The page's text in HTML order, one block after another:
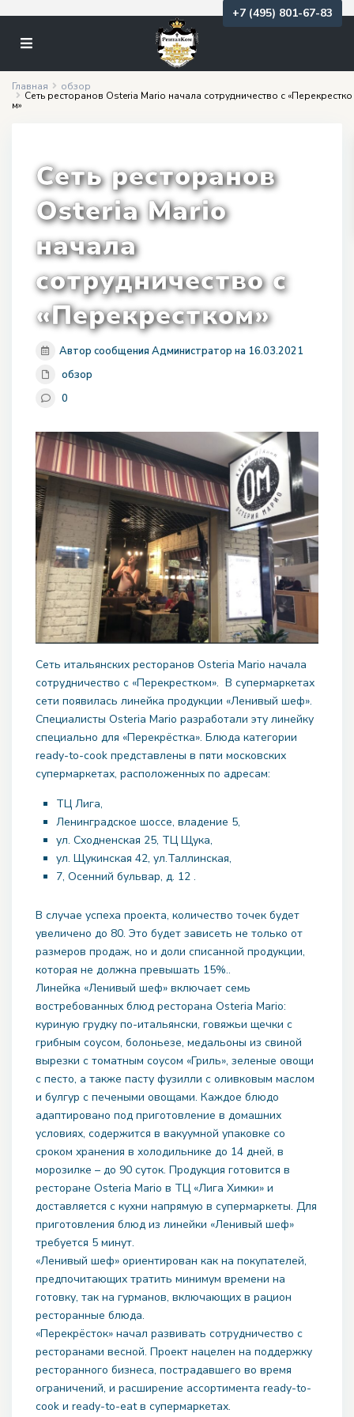
+7 (495) 801-67-83
Главная обзор
Сеть ресторанов Osteria Mario начала сотрудничество с «Перекрестко
м»
Сеть ресторанов
Osteria Mario
начала
сотрудничество с
«Перекрестком»
Автор сообщения Администратор на 16.03.2021
обзор
0
Сеть итальянских ресторанов Osteria Mario начала
сотрудничество с «Перекрестком». В супермаркетах
сети появилась линейка продукции «Ленивый шеф».
Специалисты Osteria Mario разработали эту линейку
специально для «Перекрёстка». Блюда категории
ready-to-cook представлены в пяти московских
супермаркетах, расположенных по адресам:
ТЦ Лига,
Ленинградское шоссе, владение 5,
ул. Сходненская 25, ТЦ Щука,
ул. Щукинская 42, ул.Таллинская,
7, Осенний бульвар, д. 12 .
В случае успеха проекта, количество точек будет
увеличено до 80. Это будет зависеть не только от
размеров продаж, но и доли списанной продукции,
которая не должна превышать 15%..
Линейка «Ленивый шеф» включает семь
востребованных блюд ресторана Osteria Mario:
куриную грудку по-итальянски, говяжьи щечки с
грибным соусом, болоньезе, медальоны из свиной
вырезки с томатным соусом «Гриль», зеленые овощи
с песто, а также пасту фузилли с оливковым маслом
и булгур с печеными овощами. Каждое блюдо
адаптировано под приготовление в домашних
условиях, содержится в вакуумной упаковке со
сроком хранения в холодильнике до 14 дней, в
морозилке – до 90 суток. Продукция готовится в
ресторане Osteria Mario в ТЦ «Лига Химки» и
доставляется с кухни напрямую в супермаркеты. Для
приготовления блюд из линейки «Ленивый шеф»
требуется 5 минут.
«Ленивый шеф» ориентирован как на покупателей,
предпочитающих тратить минимум времени на
готовку, так на гурманов, включающих в рацион
ресторанные блюда.
«Перекрёсток» начал развивать сотрудничество с
ресторанами весной. Проект нацелен на поддержку
ресторанного бизнеса, пострадавшего во время
ограничений, и расширение ассортимента ready-to-
cook и ready-to-eat в супермаркетах.